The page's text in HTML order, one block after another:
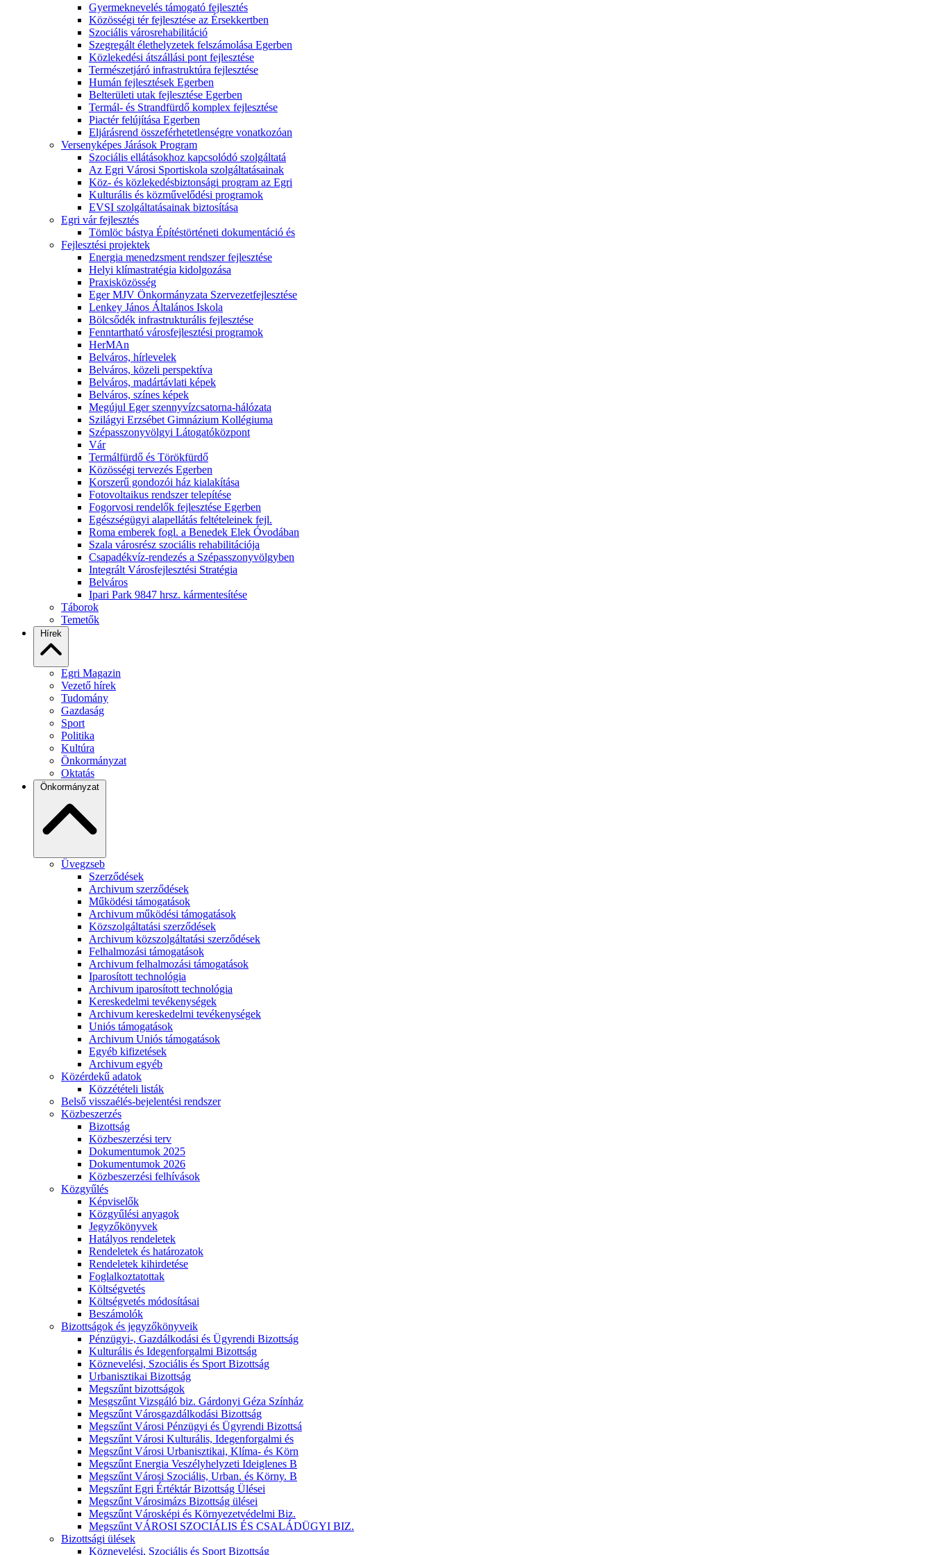
Gyermeknevelés támogató fejlesztés
Közösségi tér fejlesztése az Érsekkertben
Szociális városrehabilitáció
Szegregált élethelyzetek felszámolása Egerben
Közlekedési átszállási pont fejlesztése
Természetjáró infrastruktúra fejlesztése
Humán fejlesztések Egerben
Belterületi utak fejlesztése Egerben
Termál- és Strandfürdő komplex fejlesztése
Piactér felújítása Egerben
Eljárásrend összeférhetetlenségre vonatkozóan
Versenyképes Járások Program
Szociális ellátásokhoz kapcsolódó szolgáltatá
Az Egri Városi Sportiskola szolgáltatásainak
Köz- és közlekedésbiztonsági program az Egri
Kulturális és közművelődési programok
EVSI szolgáltatásainak biztosítása
Egri vár fejlesztés
Tömlöc bástya Építéstörténeti dokumentáció és
Fejlesztési projektek
Energia menedzsment rendszer fejlesztése
Helyi klímastratégia kidolgozása
Praxisközösség
Eger MJV Önkormányzata Szervezetfejlesztése
Lenkey János Általános Iskola
Bölcsődék infrastrukturális fejlesztése
Fenntartható városfejlesztési programok
HerMAn
Belváros, hírlevelek
Belváros, közeli perspektíva
Belváros, madártávlati képek
Belváros, színes képek
Megújul Eger szennyvízcsatorna-hálózata
Szilágyi Erzsébet Gimnázium Kollégiuma
Szépasszonyvölgyi Látogatóközpont
Vár
Termálfürdő és Törökfürdő
Közösségi tervezés Egerben
Korszerű gondozói ház kialakítása
Fotovoltaikus rendszer telepítése
Fogorvosi rendelők fejlesztése Egerben
Egészségügyi alapellátás feltételeinek fejl.
Roma emberek fogl. a Benedek Elek Óvodában
Szala városrész szociális rehabilitációja
Csapadékvíz-rendezés a Szépasszonyvölgyben
Integrált Városfejlesztési Stratégia
Belváros
Ipari Park 9847 hrsz. kármentesítése
Táborok
Temetők
Hírek
Egri Magazin
Vezető hírek
Tudomány
Gazdaság
Sport
Politika
Kultúra
Önkormányzat
Oktatás
Önkormányzat
Üvegzseb
Szerződések
Archivum szerződések
Működési támogatások
Archivum működési támogatások
Közszolgáltatási szerződések
Archivum közszolgáltatási szerződések
Felhalmozási támogatások
Archivum felhalmozási támogatások
Iparosított technológia
Archivum iparosított technológia
Kereskedelmi tevékenységek
Archivum kereskedelmi tevékenységek
Uniós támogatások
Archivum Uniós támogatások
Egyéb kifizetések
Archivum egyéb
Közérdekű adatok
Közzétételi listák
Belső visszaélés-bejelentési rendszer
Közbeszerzés
Bizottság
Közbeszerzési terv
Dokumentumok 2025
Dokumentumok 2026
Közbeszerzési felhívások
Közgyűlés
Képviselők
Közgyűlési anyagok
Jegyzőkönyvek
Hatályos rendeletek
Rendeletek és határozatok
Rendeletek kihirdetése
Foglalkoztatottak
Költségvetés
Költségvetés módosításai
Beszámolók
Bizottságok és jegyzőkönyveik
Pénzügyi-, Gazdálkodási és Ügyrendi Bizottság
Kulturális és Idegenforgalmi Bizottság
Köznevelési, Szociális és Sport Bizottság
Urbanisztikai Bizottság
Megszűnt bizottságok
Mesgszűnt Vizsgáló biz. Gárdonyi Géza Színház
Megszűnt Városgazdálkodási Bizottság
Megszűnt Városi Pénzügyi és Ügyrendi Bizottsá
Megszűnt Városi Kulturális, Idegenforgalmi és
Megszűnt Városi Urbanisztikai, Klíma- és Körn
Megszűnt Energia Veszélyhelyzeti Ideiglenes B
Megszűnt Városi Szociális, Urban. és Körny. B
Megszűnt Egri Értéktár Bizottság Ülései
Megszűnt Városimázs Bizottság ülései
Megszűnt Városképi és Környezetvédelmi Biz.
Megszűnt VÁROSI SZOCIÁLIS ÉS CSALÁDÜGYI BIZ.
Bizottsági ülések
Köznevelési, Szociális és Sport Bizottság